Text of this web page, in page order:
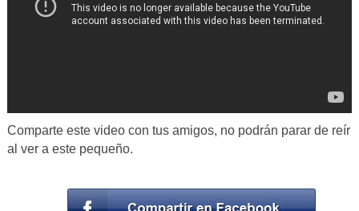
Comparte este video con tus amigos, no podrán parar de reír
al ver a este pequeño.